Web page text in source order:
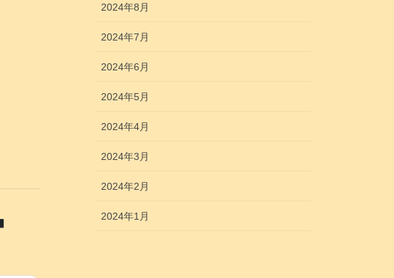
2024年8月
2024年7月
2024年6月
2024年5月
2024年4月
2024年3月
2024年2月
2024年1月